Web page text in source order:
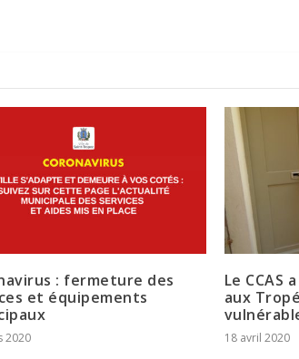
: fermeture des
et équipements
2020
Le CCAS
aux
18 avril 2020